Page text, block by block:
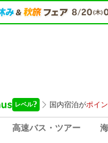
高速バス・ツアー